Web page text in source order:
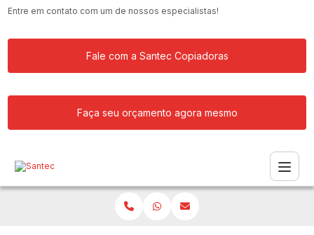
Entre em contato com um de nossos especialistas!
Fale com a Santec Copiadoras
Faça seu orçamento agora mesmo